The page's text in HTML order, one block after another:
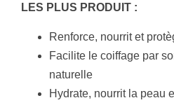
LES PLUS PRODUIT :
Renforce, nourrit et
Facilite le coiffage par
naturelle
Hydrate, nourrit la peau